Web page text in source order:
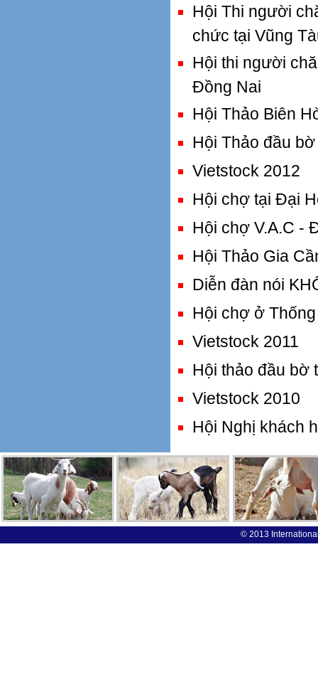
Hội Thi người
chức tại Vũng
Hội thi người
Đồng Nai
Hội Thảo Biên
Hội Thảo đầu
Vietstock 2012
Hội chợ tại Đại
Hội chợ V.A.C -
Hội Thảo Gia
Diễn đàn nói
Hội chợ ở
Vietstock 2011
Hội thảo đầu bờ
Vietstock 2010
Hội Nghị khách
© 2013